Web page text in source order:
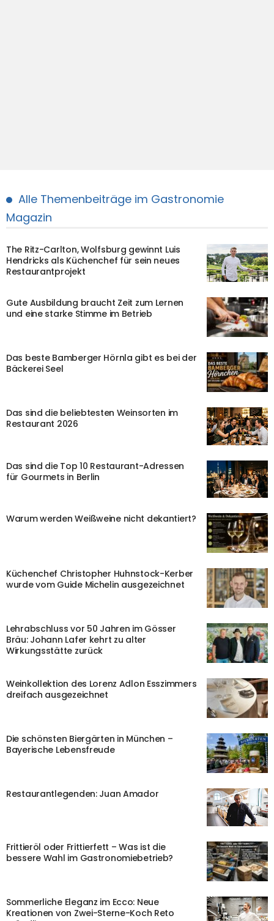
Alle Themenbeiträge im Gastronomie
Magazin
The Ritz-Carlton, Wolfsburg gewinnt Luis
Hendricks als Küchenchef für sein neues
Restaurantprojekt
Gute Ausbildung braucht Zeit zum Lernen
und eine starke Stimme im Betrieb
Das beste Bamberger Hörnla gibt es bei der
Bäckerei Seel
Das sind die beliebtesten Weinsorten im
Restaurant 2026
Das sind die Top 10 Restaurant-Adressen
für Gourmets in Berlin
Warum werden Weißweine nicht dekantiert?
Küchenchef Christopher Huhnstock-Kerber
wurde vom Guide Michelin ausgezeichnet
Lehrabschluss vor 50 Jahren im Gösser
Bräu: Johann Lafer kehrt zu alter
Wirkungsstätte zurück
Weinkollektion des Lorenz Adlon Esszimmers
dreifach ausgezeichnet
Die schönsten Biergärten in München –
Bayerische Lebensfreude
Restaurantlegenden: Juan Amador
Frittieröl oder Frittierfett – Was ist die
bessere Wahl im Gastronomiebetrieb?
Sommerliche Eleganz im Ecco: Neue
Kreationen von Zwei-Sterne-Koch Reto